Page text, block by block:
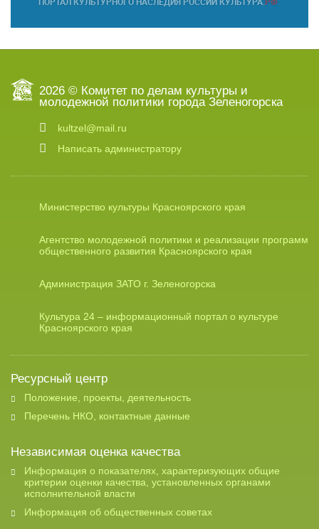
2026 © Комитет по делам культуры и
молодежной политики города Зеленогорска
kultzel@mail.ru
Написать администратору
Министерство культуры Красноярского края
Агентство молодежной политики и реализации программ
общественного развития Красноярского края
Администрация ЗАТО г. Зеленогорска
Культура 24 – информационный портал о культуре
Красноярского края
Ресурсный центр
Положение, проекты, деятельность
Перечень НКО, контактные данные
Независимая оценка качества
Информация о показателях, характеризующих общие
критерии оценки качества, установленных органами
исполнительной власти
Информация об общественных советах